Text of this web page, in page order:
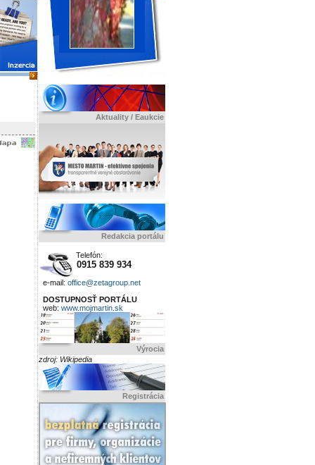
Aktuality / Eaukcie
Redakcia portálu
Telefón:
0915 839 934
e-mail: office@zetagroup.net
DOSTUPNOSŤ PORTÁLU
web: www.mojmartin.sk
Výrocia
zdroj: Wikipedia
Registrácia